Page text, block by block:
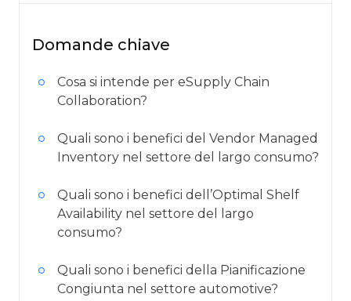
Domande chiave
Cosa si intende per eSupply Chain
Collaboration?
Quali sono i benefici del Vendor Managed
Inventory nel settore del largo consumo?
Quali sono i benefici dell’Optimal Shelf
Availability nel settore del largo
consumo?
Quali sono i benefici della Pianificazione
Congiunta nel settore automotive?